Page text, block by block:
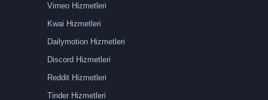
Vimeo Hizmetleri
Kwai Hizmetleri
Dailymotion Hizmetleri
Discord Hizmetleri
Reddit Hizmetleri
Tinder Hizmetleri